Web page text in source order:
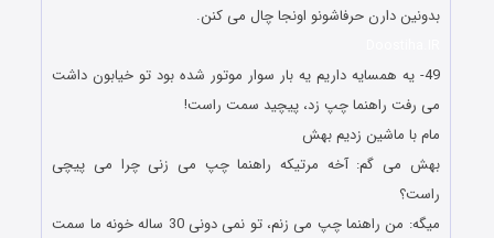
بدونین دارن حرفاشونو اونجا چال می کنن.
49- یه همسایه داریم یه بار سوار موتور شده بود تو خیابون داشت
می رفت راهنما چپ زد، پیچید سمت راست!
مام با ماشین زدیم بهش
بهش می گم: آخه مرتیکه راهنما چپ می زنی چرا می پیچی
راست؟
میگه: من راهنما چپ می زنم، تو نمی دونی 30 ساله خونه ما سمت